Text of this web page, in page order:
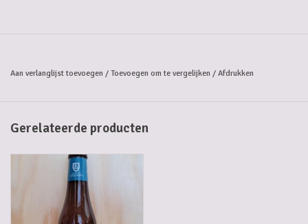
Aan verlanglijst toevoegen / Toevoegen om te vergelijken / Afdrukken
Gerelateerde producten